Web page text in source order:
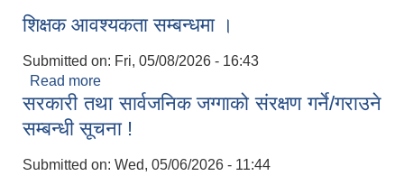
शिक्षक आवश्यकता सम्बन्धमा ।
Submitted on: Fri, 05/08/2026 - 16:43
Read more
सरकारी तथा सार्वजनिक जग्गाको संरक्षण गर्ने/गराउने
सम्बन्धी सूचना !
Submitted on: Wed, 05/06/2026 - 11:44